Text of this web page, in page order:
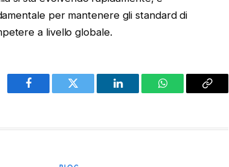
per mantenere gli standard di
a livello globale.
Facebook Twitter LinkedIn WhatsAppCopy